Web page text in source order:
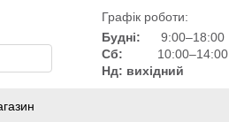
Графік роботи:
Будні:
9:00–18:00
Сб:
10:00–14:00
Нд: вихідний